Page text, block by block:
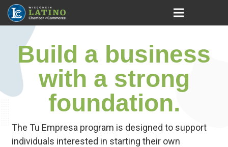
Build a business
with a strong
foundation.
The Tu Empresa program is designed to support
individuals interested in starting their own